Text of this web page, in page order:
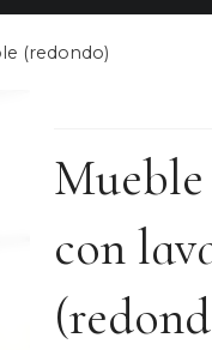
(redondo)
con